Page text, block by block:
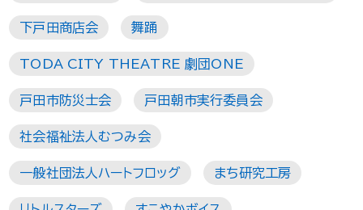
下戸田商店会 舞踊
TODA CITY THEATRE 劇団ONE
戸田市防災士会 戸田朝市実行委員会
社会福祉法人むつみ会
一般社団法人ハートフロッグ まち研究工房